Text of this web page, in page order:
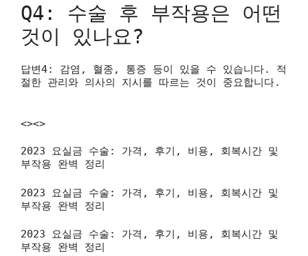
Q4: 수술 후 부작용은 어떤
것이 있나요?
답변4: 감염, 혈종, 통증 등이 있을 수 있습니다. 적
절한 관리와 의사의 지시를 따르는 것이 중요합니다.
<><>
2023 요실금 수술: 가격, 후기, 비용, 회복시간 및
부작용 완벽 정리
2023 요실금 수술: 가격, 후기, 비용, 회복시간 및
부작용 완벽 정리
2023 요실금 수술: 가격, 후기, 비용, 회복시간 및
부작용 완벽 정리